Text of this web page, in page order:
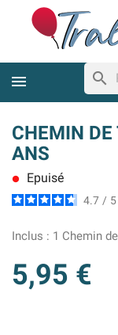
search
CHEMIN
ANS
lens Epuisé
4.7 / 5
Inclus : 1 Chemin
5,95 €